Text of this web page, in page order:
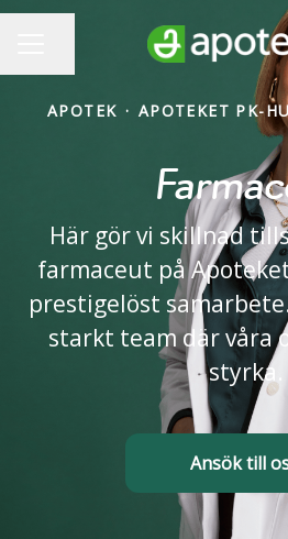
APOTEK · APOTEKET PK-
Här gör vi skillnad
farmaceut på
prestigelöst
starkt team där våra
styrka.
Ansök till